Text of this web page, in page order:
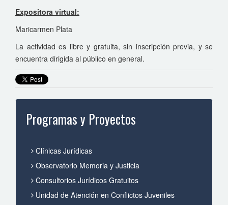
Expositora virtual:
Maricarmen Plata
La actividad es libre y gratuita, sin inscripción previa, y se
encuentra dirigida al público en general.
Programas y Proyectos
Clínicas Jurídicas
Observatorio Memoria y Justicia
Consultorios Jurídicos Gratuitos
Unidad de Atención en Conflictos Juveniles